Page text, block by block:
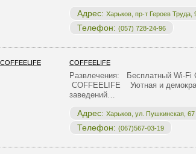
Адрес: Харьков, пр-т Героев Труда,
Телефон: (057) 728-24-96
COFFEELIFE
Развлечения: Бесплатный Wi-Fi
COFFEELIFE Уютная и
заведений…
Адрес: Харьков, ул. Пушкинская, 67
Телефон: (067)567-03-19